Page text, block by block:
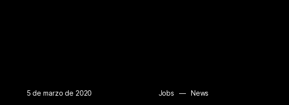
Jobs — News
5 de marzo de 2020